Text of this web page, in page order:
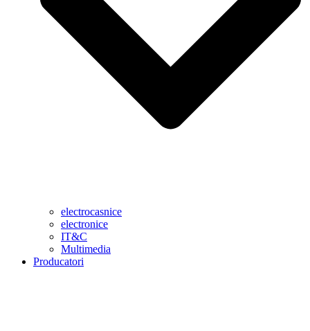
electrocasnice
electronice
IT&C
Multimedia
Producatori